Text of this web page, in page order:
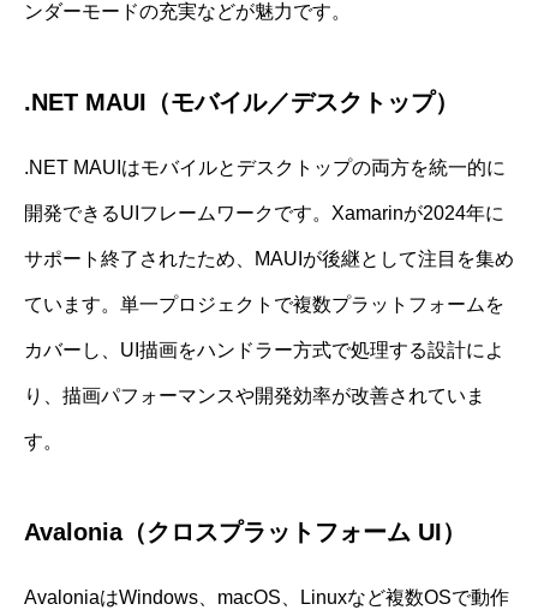
ンダーモードの充実などが魅力です。
.NET MAUI（モバイル／デスクトップ）
.NET MAUIはモバイルとデスクトップの両方を統一的に
開発できるUIフレームワークです。Xamarinが2024年に
サポート終了されたため、MAUIが後継として注目を集め
ています。単一プロジェクトで複数プラットフォームを
カバーし、UI描画をハンドラー方式で処理する設計によ
り、描画パフォーマンスや開発効率が改善されていま
す。
Avalonia（クロスプラットフォーム UI）
AvaloniaはWindows、macOS、Linuxなど複数OSで動作